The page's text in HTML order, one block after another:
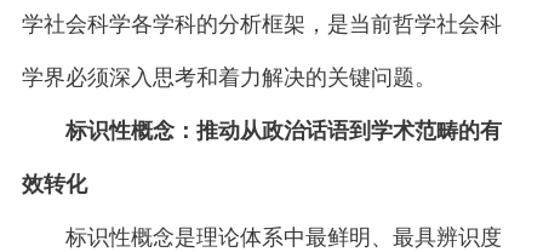
学社会科学各学科的分析框架，是当前哲学社会科
学界必须深入思考和着力解决的关键问题。
标识性概念：推动从政治话语到学术范畴的有
效转化
标识性概念是理论体系中最鲜明、最具辨识度